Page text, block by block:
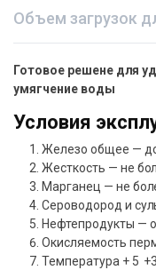
Объем загрузок
Готовое решене для
умягчение воды
Условия
Железо общее —
Жесткость — не
Марганец — не
Сероводород и
Нефтепродукты —
Окисляемость
Температура + 5